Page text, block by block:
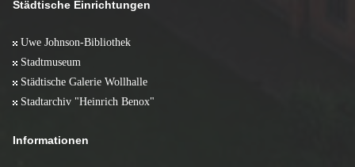
Januar 2009 (6)
Städtische Einrichtungen
Uwe Johnson-Bibliothek
Stadtmuseum
Städtische Galerie Wollhalle
Stadtarchiv "Heinrich Benox"
Informationen